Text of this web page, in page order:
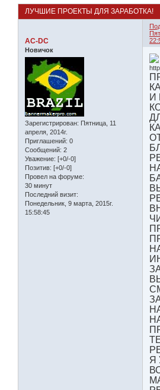
ЛУЧШИЕ ПРОЕКТЫ ДЛЯ ЗАРАБОТКА!
AC-DC
Новичок
Зарегистрирован: Пятница, 11
апреля, 2014г.
Приглашений: 0
Сообщений: 2
Уважение: [+0/-0]
Позитив: [+0/-0]
Провел на форуме:
30 минут
Последний визит:
Понедельник, 9 марта, 2015г.
15:58:45
И
Я